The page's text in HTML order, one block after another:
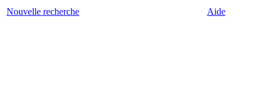
Nouvelle recherche Aide